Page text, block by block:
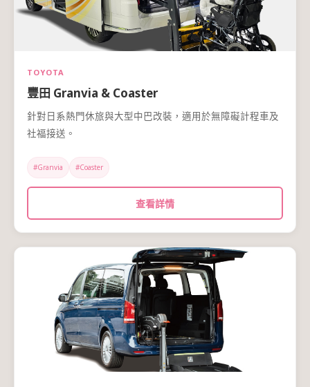
TOYOTA
豐田 Granvia & Coaster
針對日系熱門休旅與大型中巴改裝，適用於無障礙計程車及
社福接送。
#Granvia #Coaster
查看詳情